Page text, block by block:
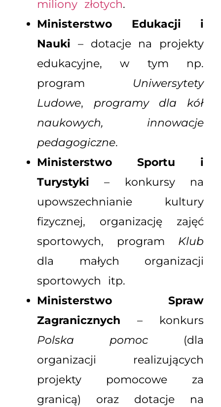
miliony złotych.
Ministerstwo Edukacji i
Nauki – dotacje na projekty
edukacyjne, w tym np.
program Uniwersytety
Ludowe, programy dla kół
naukowych, innowacje
pedagogiczne.
Ministerstwo Sportu i
Turystyki – konkursy na
upowszechnianie kultury
fizycznej, organizację zajęć
sportowych, program Klub
dla małych organizacji
sportowych itp.
Ministerstwo Spraw
Zagranicznych – konkurs
Polska pomoc (dla
organizacji realizujących
projekty pomocowe za
granicą) oraz dotacje na